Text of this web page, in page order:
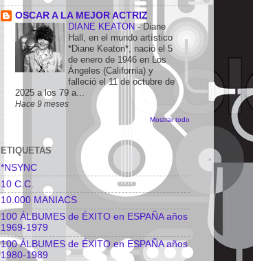
OSCAR A LA MEJOR ACTRIZ
DIANE KEATON-Diane
Hall, en el mundo artístico
*Diane Keaton*, nació el 5
de enero de 1946 en Los
Ángeles (California) y
falleció el 11 de octubre de
2025 a los 79 a...
Hace 9 meses
Mostrar todo
ETIQUETAS
*NSYNC
10 C.C.
10.000 MANIACS
100 ÁLBUMES de ÉXITO en ESPAÑA años
1969-1979
100 ÁLBUMES de ÉXITO en ESPAÑA años
1980-1989